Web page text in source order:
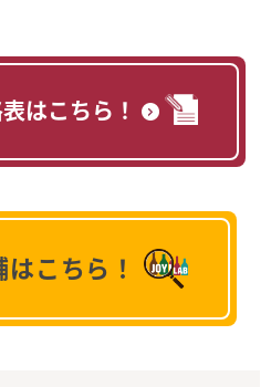
はこちら！
こちら！